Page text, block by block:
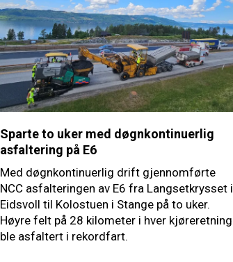
Sparte to uker med døgnkontinuerlig
asfaltering på E6
Med døgnkontinuerlig drift gjennomførte
NCC asfalteringen av E6 fra Langsetkrysset i
Eidsvoll til Kolostuen i Stange på to uker.
Høyre felt på 28 kilometer i hver kjøreretning
ble asfaltert i rekordfart.